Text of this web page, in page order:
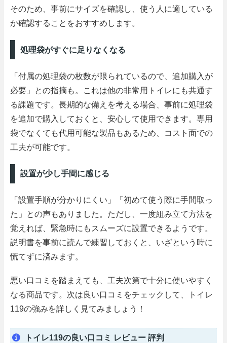
そのため、事前にサイズを確認し、使う人に適している
か確認することをおすすめします。
処理袋がすぐに足りなくなる
「付属の処理袋の枚数が限られているので、追加購入が
必要」との指摘も。これは他の非常用トイレにも共通す
る課題です。長期的な備えを考える場合、事前に処理袋
を追加で購入しておくと、安心して使用できます。専用
袋でなくても代用可能な製品もあるため、コスト面での
工夫が可能です。
設置が少し手間に感じる
「設置手順が分かりにくい」「初めて使う際に手間取っ
た」との声もありました。ただし、一度組み立て方法を
覚えれば、緊急時にもスムーズに設置できるようです。
説明書を事前に読んで練習しておくと、いざという時に
慌てずに済みます。
悪い口コミを踏まえても、工夫次第で十分に使いやすく
なる商品です。次は良い口コミをチェックして、トイレ
119の強みを詳しく見てみましょう！
トイレ119の良い口コミ レビュー 評判